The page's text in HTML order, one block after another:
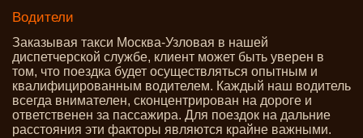
Водители
Заказывая такси Москва-Узловая в нашей
диспетчерской службе, клиент может быть уверен в
том, что поездка будет осуществляться опытным и
квалифицированным водителем. Каждый наш водитель
всегда внимателен, сконцентрирован на дороге и
ответственен за пассажира. Для поездок на дальние
расстояния эти факторы являются крайне важными.